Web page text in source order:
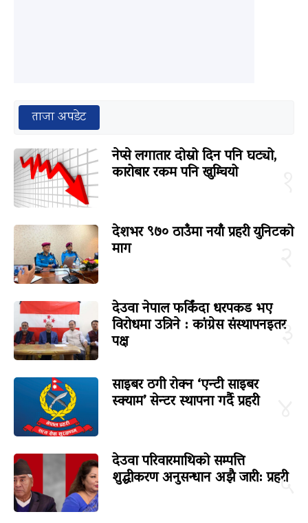
ताजा अपडेट
नेप्से लगातार दोस्रो दिन पनि घट्यो,
कारोबार रकम पनि खुम्चियो
देशभर ९७० ठाउँमा नयाँ प्रहरी युनिटको
माग
३
देउवा नेपाल फर्किंदा धरपकड भए
विरोधमा उत्रिने : कांग्रेस संस्थापनइतर
पक्ष
साइबर ठगी रोक्न ‘एन्टी साइबर
स्क्याम’ सेन्टर स्थापना गर्दै प्रहरी
५
देउवा परिवारमाथिको सम्पत्ति
शुद्धीकरण अनुसन्धान अझै जारी: प्रहरी